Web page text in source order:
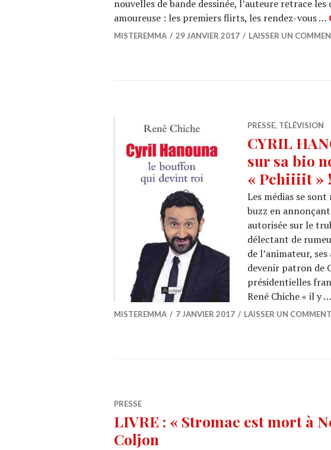
nouvelles de bande dessinée, l’auteure retrace
amoureuse : les premiers flirts, les rendez-vous …
MISTEREMMA 29 JANVIER 2017 LAISSER UN
PRESSE, TÉLÉVISION
CYRIL
sur sa bio
« Pchiiiit » !
Les médias se
buzz en
autorisée sur le
délectant de
de l’animateur,
devenir patron de
présidentielles
René Chiche « il y …
MISTEREMMA 7 JANVIER 2017 LAISSER UN
PRESSE
LIVRE : « Stromae est mort à
Coljon